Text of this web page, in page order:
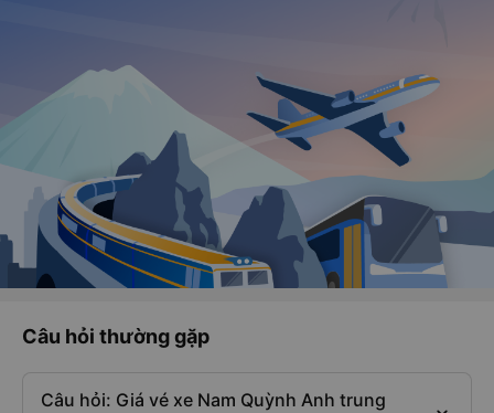
Câu hỏi thường gặp
Câu hỏi: Giá vé xe Nam Quỳnh Anh trung